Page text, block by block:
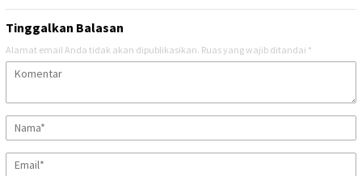
Tinggalkan Balasan
Alamat email Anda tidak akan dipublikasikan. Ruas yang wajib ditandai *